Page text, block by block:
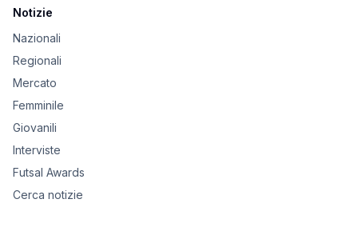
Notizie
Nazionali
Regionali
Mercato
Femminile
Giovanili
Interviste
Futsal Awards
Cerca notizie